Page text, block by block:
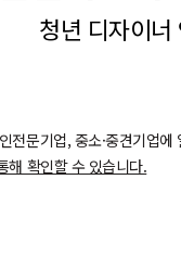
청년 디자이
전문기업, 중소·중견기업
해 확인할 수 있습니다.